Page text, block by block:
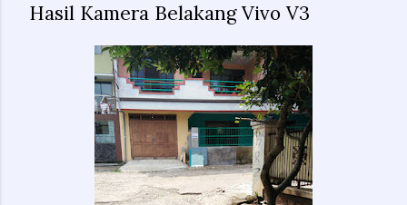
Hasil Kamera Belakang Vivo V3